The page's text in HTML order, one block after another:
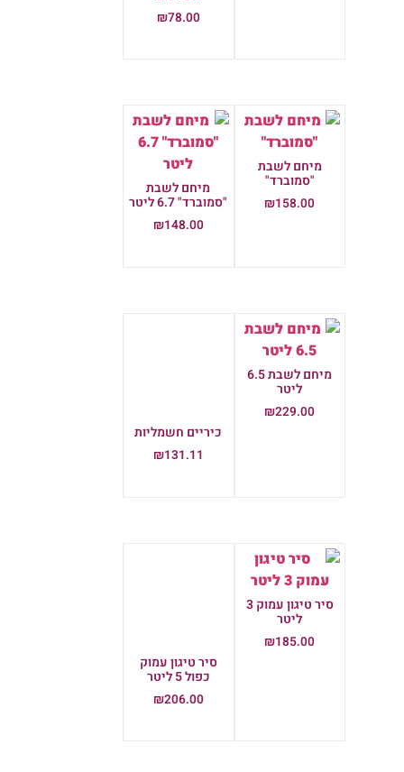
₪78.00
מיחם לשבת
"סמוברד"
₪158.00
מיחם לשבת
"סמוברד" 6.7 ליטר
₪148.00
מיחם לשבת 6.5
ליטר
₪229.00
כיריים חשמליות
₪131.11
סיר טיגון עמוק 3
ליטר
₪185.00
₪206.00
הוספה לסל